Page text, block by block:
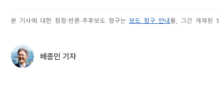
본 기사에 대한 정정·반론·추후보도 청구는 보도 청구 안내 를, 그간 게재된
배종인 기자